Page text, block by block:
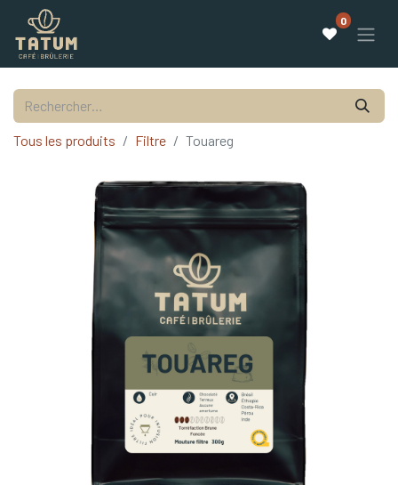
0
Tous les produits Filtre Touareg